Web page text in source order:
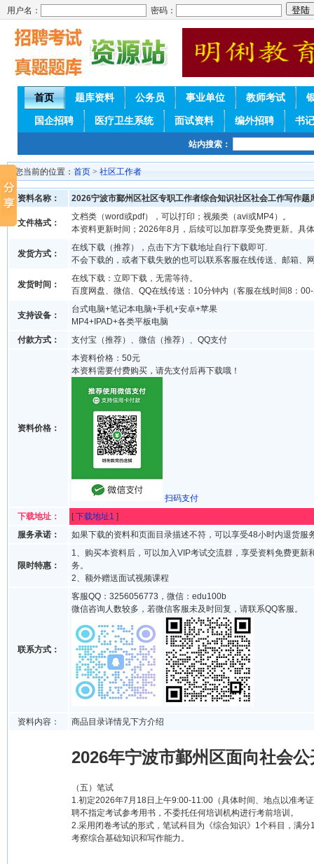
用户名： 密码：
首页 题库资料 公务员 事业单位 教师考试
国企招聘 医疗卫生系统 面试资料 编外招聘 书
站内搜索：
您当前的位置： 首页 > 社区工作者
资料名称： 2026宁波市鄞州区社区专职工作者综合知识社区社会工作写作题
文件格式：
文档类（word或pdf），可以打印；视频类（avi或MP4）。
本资料更新时间；2026年8月，后续可以加群享受免费更新。具
发货方式：
在线下载（推荐），点击下方下载地址自行下载即可.
不会下载的，或者下载失败的也可以联系客服在线传送、邮箱、
发货时间：
在线下载：立即下载，无需等待。
百度网盘、微信、QQ在线传送：10分钟内（客服在线时间8：
支持设备：
台式电脑+笔记本电脑+手机+安卓+苹果
MP4+IPAD+各类平板电脑
付款方式：
支付宝（推荐）、微信（推荐）、QQ支付
资料价格：
本资料价格：50元
本资料需要付费购买，请先支付后再下载哦！
扫码支付
下载地址：
[下载地址1 ]
服务承诺：
如果下载的资料和页面目录描述不符，可以享受48小时内退货服
限时特惠：
1、购买本资料后，可以加入VIP考试交流群，享受资料免费更新
务。
2、额外赠送面试视频课程
联系方式：
客服QQ：3256056773，微信：edu100b
微信咨询人数较多，若微信客服未及时回复，请联系QQ客服。
资料内容： 商品目录详情见下方介绍
2026年宁波市鄞州区面向社会
（五）笔试
1.初定2026年7月18日上午9:00-11:00（具体时间、地点以准考
聘不指定考试参考用书，不委托任何培训机构进行考前培训。
2.采用闭卷考试的形式，笔试科目为《综合知识》1个科目，满
考察综合基础知识和写作能力。